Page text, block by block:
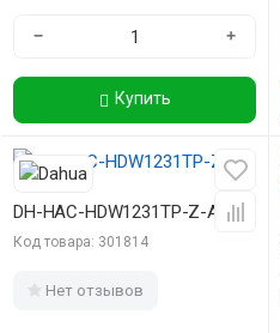
− +
Купить
-15%
DH-HAC-HDW1231TP-Z-A
Код товара: 301814
Нет отзывов